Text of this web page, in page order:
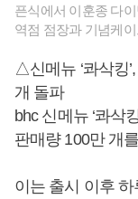
픈식에서 이훈종 다
역점 점장과 기념케
△신메뉴 ‘콰삭킹
개 돌파
bhc 신메뉴 ‘콰삭
판매량 100만 개
이는 출시 이후